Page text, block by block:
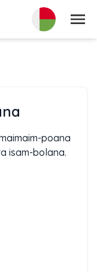
sakafo
poana
isam-bolana.